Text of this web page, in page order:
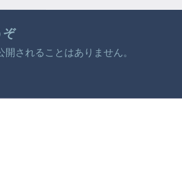
ぞ
開されることはありません。